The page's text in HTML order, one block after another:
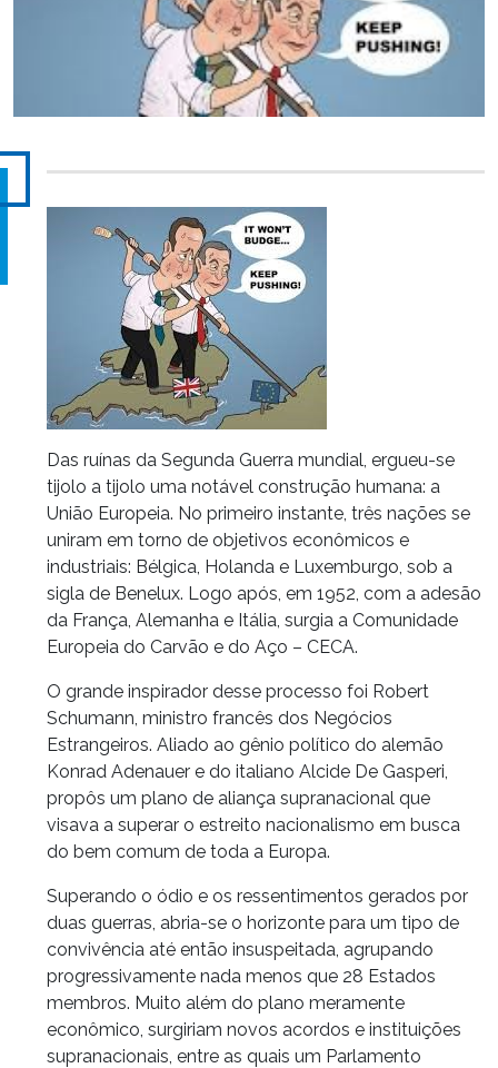
Das ruínas da Segunda Guerra mundial, ergueu-se
tijolo a tijolo uma notável construção humana: a
União Europeia. No primeiro instante, três nações se
uniram em torno de objetivos econômicos e
industriais: Bélgica, Holanda e Luxemburgo, sob a
sigla de Benelux. Logo após, em 1952, com a adesão
da França, Alemanha e Itália, surgia a Comunidade
Europeia do Carvão e do Aço – CECA.
O grande inspirador desse processo foi Robert
Schumann, ministro francês dos Negócios
Estrangeiros. Aliado ao gênio político do alemão
Konrad Adenauer e do italiano Alcide De Gasperi,
propôs um plano de aliança supranacional que
visava a superar o estreito nacionalismo em busca
do bem comum de toda a Europa.
Superando o ódio e os ressentimentos gerados por
duas guerras, abria-se o horizonte para um tipo de
convivência até então insuspeitada, agrupando
progressivamente nada menos que 28 Estados
membros. Muito além do plano meramente
econômico, surgiriam novos acordos e instituições
supranacionais, entre as quais um Parlamento